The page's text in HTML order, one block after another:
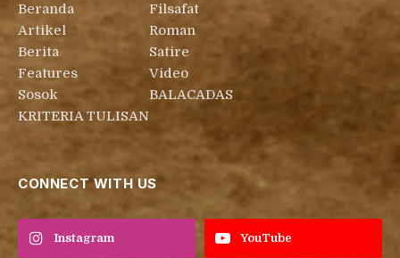
Beranda
Artikel
Berita
Features
Sosok
KRITERIA TULISAN
Filsafat
Roman
Satire
Video
BALACADAS
CONNECT WITH US
Instagram YouTube